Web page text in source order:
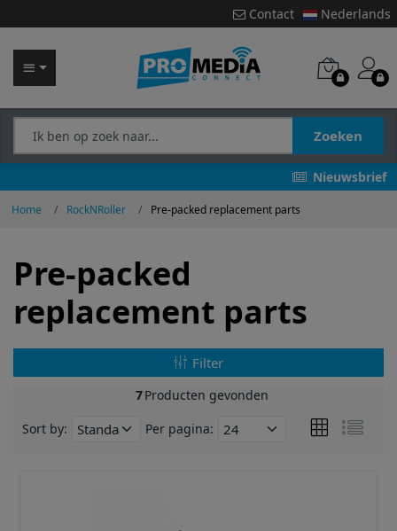
Contact Nederlands
Zoeken
Nieuwsbrief
Home RockNRoller Pre-packed replacement parts
Pre-packed
replacement parts
Filter
7Producten gevonden
Sort by: Per pagina: